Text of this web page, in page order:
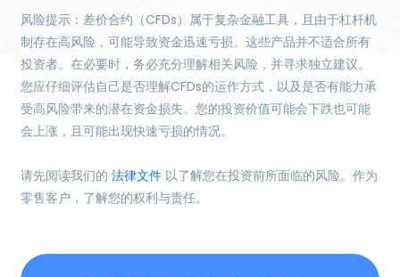
风险提示：差价合约（CFDs）属于复杂金融工具，且由于杠杆机
制存在高风险，可能导致资金迅速亏损。这些产品并不适合所有
投资者。在必要时，务必充分理解相关风险，并寻求独立建议。
您应仔细评估自己是否理解CFDs的运作方式，以及是否有能力承
受高风险带来的潜在资金损失。您的投资价值可能会下跌也可能
会上涨，且可能出现快速亏损的情况。
请先阅读我们的法律文件 以了解您在投资前所面临的风险。作为
零售客户，了解您的权利与责任。